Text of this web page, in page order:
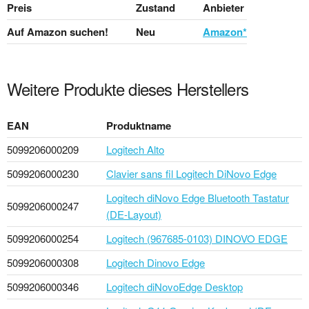
Preis Zustand
Anbieter
Auf Amazon suchen!
Neu Amazon*
Weitere Produkte dieses Herstellers
EAN Produktname
5099206000209
Logitech Alto
5099206000230
Clavier sans fil Logitech DiNovo Edge
5099206000247
Logitech diNovo Edge Bluetooth Tastatur
(DE-Layout)
5099206000254
Logitech (967685-0103) DINOVO EDGE
5099206000308
Logitech Dinovo Edge
5099206000346
Logitech diNovoEdge Desktop